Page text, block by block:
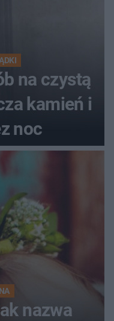
na czystą
kamień i
noc
nazwa